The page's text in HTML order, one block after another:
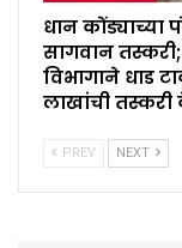
धान कोंड्याच्या
सागवान
विभागाने धाड
लाखांची
PREV NEXT